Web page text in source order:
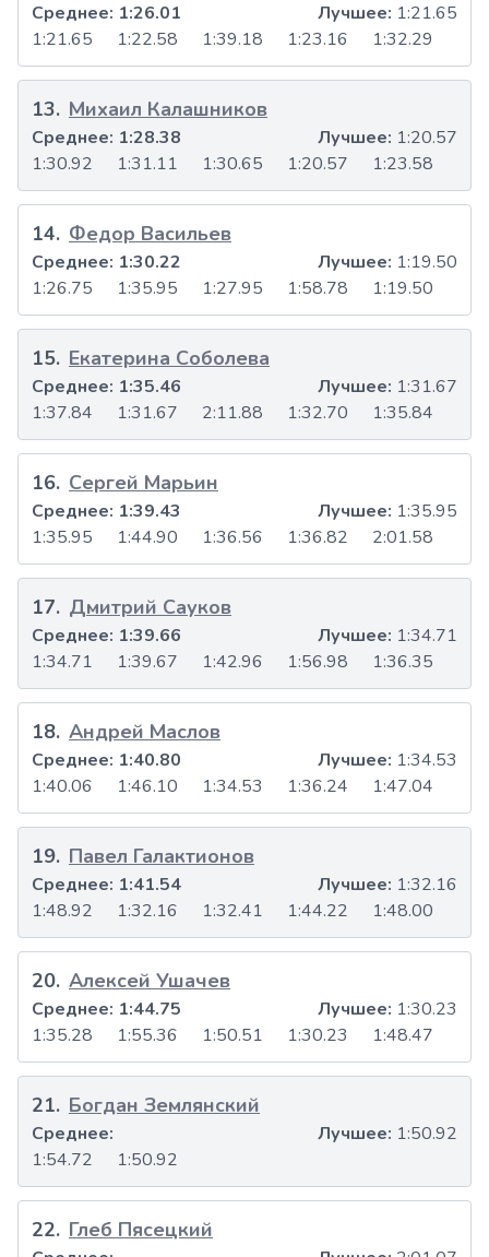
1:21.65 1:22.58 1:39.18 1:23.16 1:32.29
Среднее: 1:26.01 Лучшее: 1:21.65
13. Михаил Калашников
1:30.92 1:31.11 1:30.65 1:20.57 1:23.58
Среднее: 1:28.38 Лучшее: 1:20.57
14. Федор Васильев
1:26.75 1:35.95 1:27.95 1:58.78 1:19.50
Среднее: 1:30.22 Лучшее: 1:19.50
15. Екатерина Соболева
1:37.84 1:31.67 2:11.88 1:32.70 1:35.84
Среднее: 1:35.46 Лучшее: 1:31.67
16. Сергей Марьин
1:35.95 1:44.90 1:36.56 1:36.82 2:01.58
Среднее: 1:39.43 Лучшее: 1:35.95
17. Дмитрий Сауков
1:34.71 1:39.67 1:42.96 1:56.98 1:36.35
Среднее: 1:39.66 Лучшее: 1:34.71
18. Андрей Маслов
1:40.06 1:46.10 1:34.53 1:36.24 1:47.04
Среднее: 1:40.80 Лучшее: 1:34.53
19. Павел Галактионов
1:48.92 1:32.16 1:32.41 1:44.22 1:48.00
Среднее: 1:41.54 Лучшее: 1:32.16
20. Алексей Ушачев
1:35.28 1:55.36 1:50.51 1:30.23 1:48.47
Среднее: 1:44.75 Лучшее: 1:30.23
21. Богдан Землянский
1:54.72 1:50.92
Среднее: Лучшее: 1:50.92
22. Глеб Пясецкий